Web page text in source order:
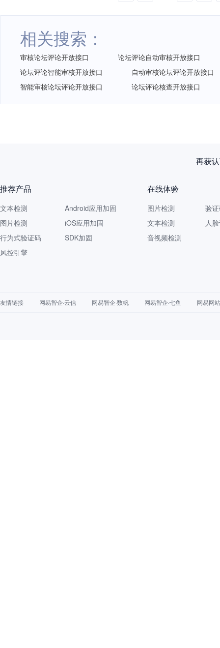
相关搜索：
审核论坛评论开放接口
论坛评论自动审核开放接口
论坛评论智能审核开放接口
自动审核论坛评论开放接口
智能审核论坛评论开放接口
论坛评论核查开放接口
再获
推荐产品
文本检测
图片检测
行为式验证码
风控引擎
Android应用加固
iOS应用加固
SDK加固
在线体验
图片检测
文本检测
音视频检测
验
人
友情链接 网易智企·云信 网易智企·数帆 网易智企·七鱼 网易网